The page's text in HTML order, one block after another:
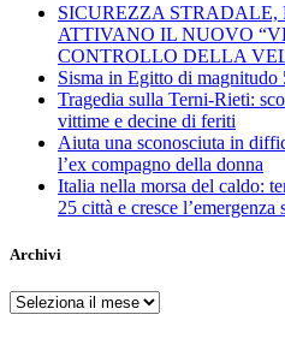
SICUREZZA STRADALE,
ATTIVANO IL NUOVO
CONTROLLO DELLA
Sisma in Egitto di
Tragedia sulla Terni-Rieti:
vittime e decine di feriti
Aiuta una sconosciuta in
l’ex compagno della donna
Italia nella morsa del caldo:
25 città e cresce l’emergenza
Archivi
Archivi